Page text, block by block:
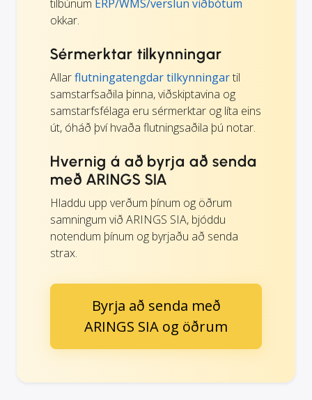
tilbúnum ERP/WMS/verslun viðbótum
okkar.
Sérmerktar tilkynningar
Allarflutningatengdar tilkynningartil
samstarfsaðila þinna, viðskiptavina og
samstarfsfélaga eru sérmerktar og líta eins
út, óháð því hvaða flutningsaðila þú notar.
Hvernig á að byrja að senda
með ARINGS SIA
Hladdu upp verðum þínum og öðrum
samningum við ARINGS SIA, bjóddu
notendum þínum og byrjaðu að senda
strax.
Byrja að senda með
ARINGS SIA og öðrum